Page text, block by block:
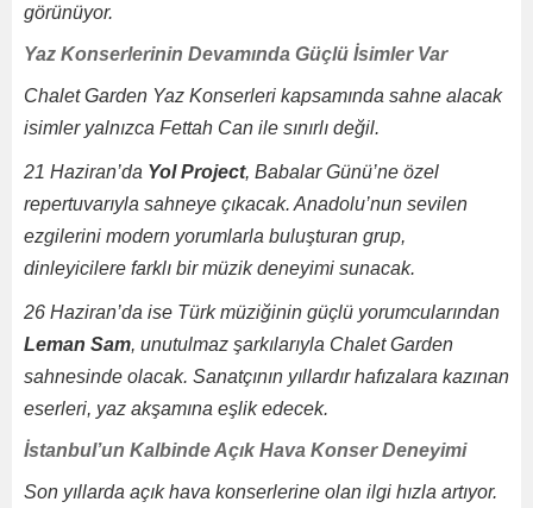
görünüyor.
Yaz Konserlerinin Devamında Güçlü İsimler Var
Chalet Garden Yaz Konserleri kapsamında sahne alacak
isimler yalnızca Fettah Can ile sınırlı değil.
21 Haziran’da Yol Project, Babalar Günü’ne özel
repertuvarıyla sahneye çıkacak. Anadolu’nun sevilen
ezgilerini modern yorumlarla buluşturan grup,
dinleyicilere farklı bir müzik deneyimi sunacak.
26 Haziran’da ise Türk müziğinin güçlü yorumcularından
Leman Sam, unutulmaz şarkılarıyla Chalet Garden
sahnesinde olacak. Sanatçının yıllardır hafızalara kazınan
eserleri, yaz akşamına eşlik edecek.
İstanbul’un Kalbinde Açık Hava Konser Deneyimi
Son yıllarda açık hava konserlerine olan ilgi hızla artıyor.